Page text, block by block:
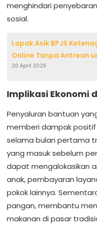
menghindari
sosial.
Lapak Asik BPJS
Online Tanpa Antrean
20 April 2026
Implikasi Ekonomi
Penyaluran bantuan
memberi dampak
selama bulan pertama
yang masuk sebelum
dapat mengalokasikan
anak, pembayaran
pokok lainnya.
pangan, membantu
makanan di pasar